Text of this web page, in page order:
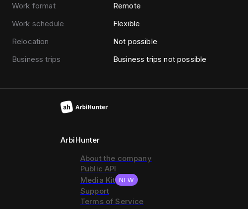
Work format
Remote
Work schedule
Flexible
Relocation
Not possible
Business trips
Business trips not possible
ArbiHunter
About the company
Public API
Media Kit NEW
Support
Terms of Service